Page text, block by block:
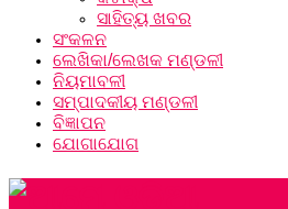
ସାହିତ୍ୟ ଖବର
ସଂକଳନ
ଲେଖିକା/ଲେଖକ ମଣ୍ଡଳୀ
ନିୟମାବଳୀ
ସମ୍ପାଦକୀୟ ମଣ୍ଡଳୀ
ବିଜ୍ଞାପନ
ଯୋଗାଯୋଗ